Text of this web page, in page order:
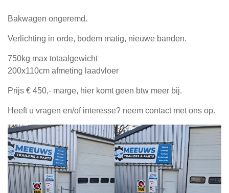
Bakwagen ongeremd.
Verlichting in orde, bodem matig, nieuwe banden.
750kg max totaalgewicht
200x110cm afmeting laadvloer
Prijs € 450,- marge, hier komt geen btw meer bij.
Heeft u vragen en/of interesse? neem contact met ons op.